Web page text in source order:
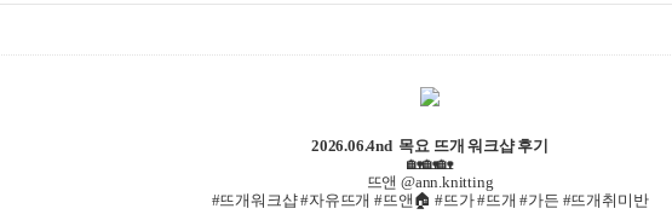
2026.06.4nd 목요 뜨개 워크샵 후기
🏡🏡🏡
뜨앤 @ann.knitting
#뜨개워크샵 #자유뜨개 #뜨앤🏠 #뜨가 #뜨개 #가든 #뜨개취미반